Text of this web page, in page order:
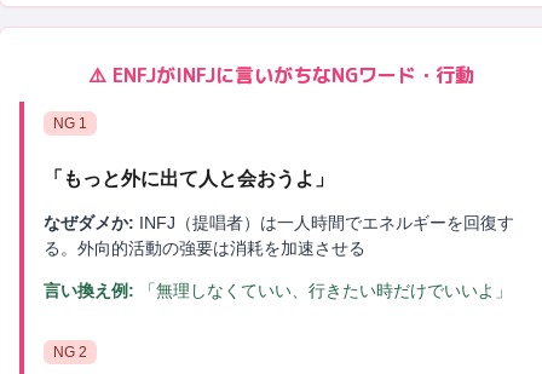
⚠️ ENFJがINFJに言いがちなNGワード・行動
NG 1
「 もっと外に出て人と会おうよ 」
なぜダメか: INFJ（提唱者）は一人時間でエネルギーを回復す
る。外向的活動の強要は消耗を加速させる
言い換え例: 「無理しなくていい、行きたい時だけでいいよ」
NG 2